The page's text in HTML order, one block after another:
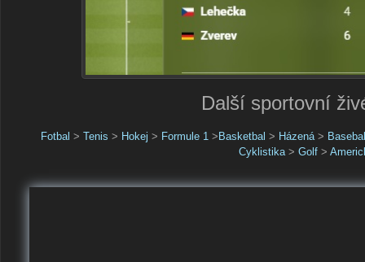
Další sportovní
Fotbal > Tenis > Hokej > Formule 1 > Basketbal > Házená>
Cyklistika> Golf>